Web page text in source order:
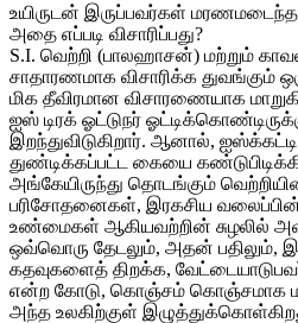
உயிருடன் இருப்பவர்கள்
அதை எப்படி விசாரிப்பது?
S.I. வெற்றி (பாலஹாசன்) மற்றும்
சாதாரணமாக விசாரிக்க துவங்கும்
மிக தீவிரமான விசாரணையாக
ஐஸ் டிரக் ஓட்டுநர்
இறந்துவிடுகிறார். ஆனால்,
துண்டிக்கப்பட்ட கையை
அங்கேயிருந்து தொடங்கும்
பரிசோதனைகள், இரகசிய
உண்மைகள் ஆகியவற்றின் சுழலில்
ஒவ்வொரு தேடலும், அதன் பதிலும்,
கதவுகளைத் திறக்க,
என்ற கோடு, கொஞ்சம் கொஞ்சமாக
அந்த உலகிற்குள்